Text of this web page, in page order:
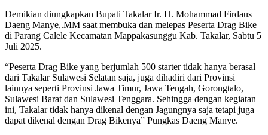
Demikian diungkapkan Bupati Takalar Ir. H. Mohammad Firdaus
Daeng Manye,.MM saat membuka dan melepas Peserta Drag Bike
di Parang Calele Kecamatan Mappakasunggu Kab. Takalar, Sabtu 5
Juli 2025.
“Peserta Drag Bike yang berjumlah 500 starter tidak hanya berasal
dari Takalar Sulawesi Selatan saja, juga dihadiri dari Provinsi
lainnya seperti Provinsi Jawa Timur, Jawa Tengah, Gorongtalo,
Sulawesi Barat dan Sulawesi Tenggara. Sehingga dengan kegiatan
ini, Takalar tidak hanya dikenal dengan Jagungnya saja tetapi juga
dapat dikenal dengan Drag Bikenya” Pungkas Daeng Manye.